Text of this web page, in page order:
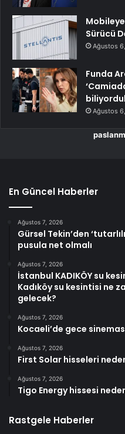
Sürücü
Ağustos
Funda
Ağustos
En Güncel Haberler
Ağustos 7, 2026
Gürsel Tekin’den
pusula net olmalı
Ağustos 7, 2026
İstanbul KADIKÖY su
Kadıköy su kesintisi ne
gelecek?
Ağustos 7, 2026
Kocaeli’de gece
Ağustos 7, 2026
First Solar hisseleri
Ağustos 7, 2026
Tigo Energy hissesi
Rastgele Haberler